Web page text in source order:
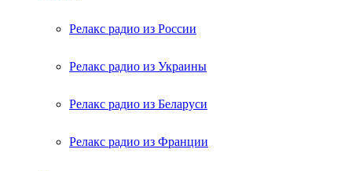
Релакс радио из России
Релакс радио из Украины
Релакс радио из Беларуси
Релакс радио из Франции